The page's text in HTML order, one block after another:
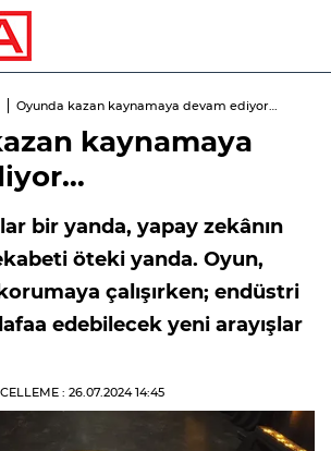
Oyunda kazan kaynamaya devam ediyor…
kaynamaya
bir yanda, yapay zekânın
öteki yanda. Oyun,
çalışırken; endüstri
edebilecek yeni arayışlar
: 26.07.202414:45